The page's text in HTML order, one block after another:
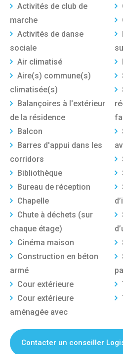
Activités de club de
marche
Activités de danse
sociale
Air climatisé
Aire(s) commune(s)
climatisée(s)
Balançoires à l'extérieur
de la résidence
Balcon
Barres d'appui dans les
corridors
Bibliothèque
Bureau de réception
Chapelle
Chute à déchets (sur
chaque étage)
Cinéma maison
Construction en béton
armé
Cour extérieure
Cour extérieure
aménagée avec
Contacter un conseiller